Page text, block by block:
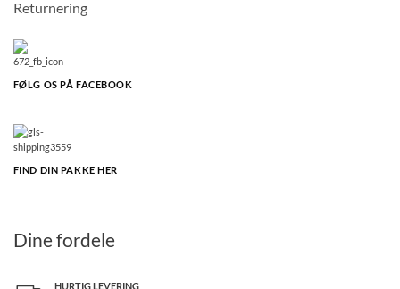
Returnering
FØLG OS PÅ FACEBOOK
FIND DIN PAKKE HER
Dine fordele
HURTIG LEVERING